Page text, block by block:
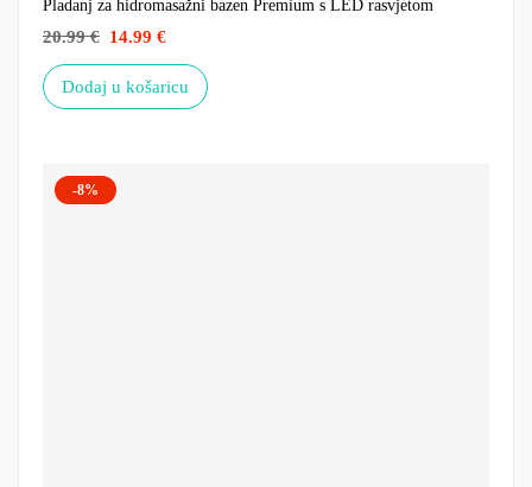
Pladanj za hidromasažni bazen Premium s LED rasvjetom
20.99€ 14.99 €
Dodaj u košaricu
-8%